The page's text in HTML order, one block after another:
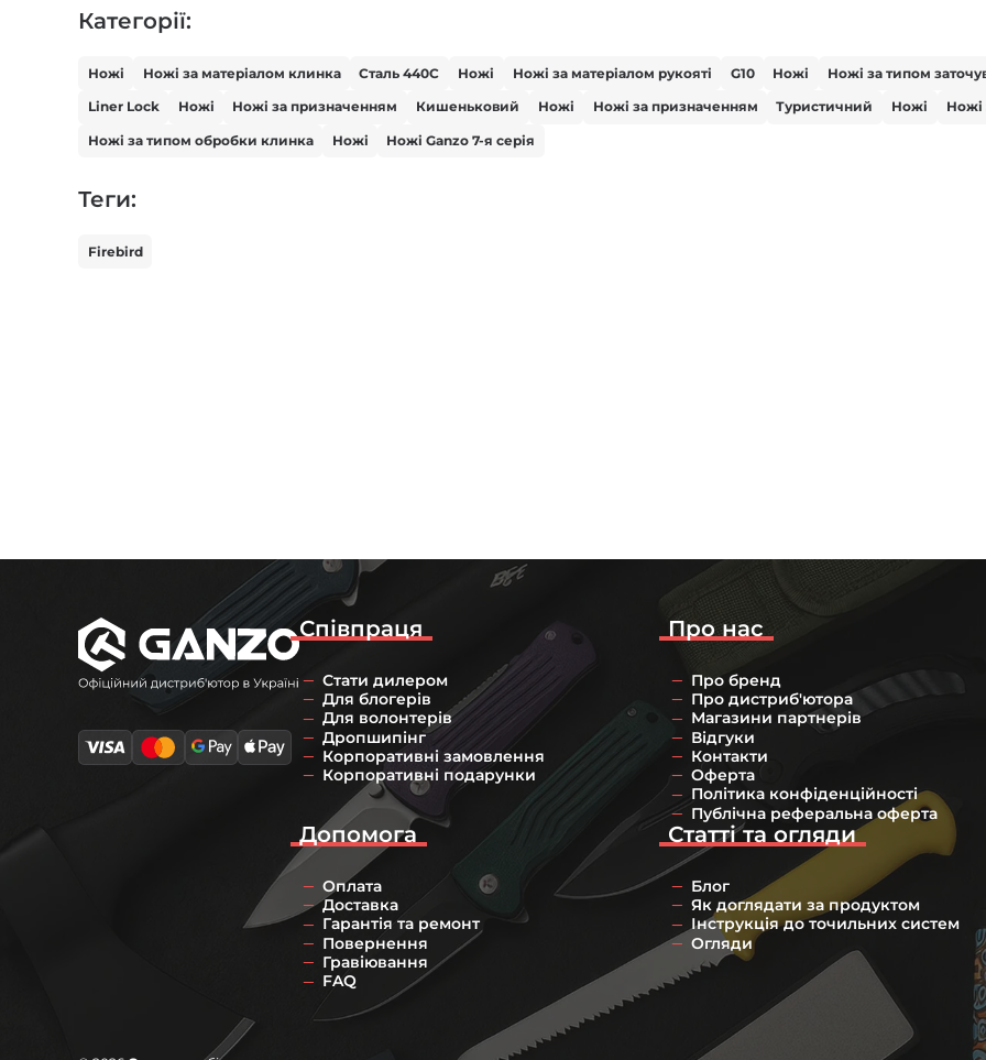
Категорії:
Ножі Ножі за матеріалом клинка Сталь 440С Ножі Ножі за матеріалом рукояті G10 Ножі Ножі за типом
Liner Lock Ножі Ножі за призначенням Кишеньковий Ножі Ножі за призначенням Туристичний Ножі Ножі
Ножі за типом обробки клинка Ножі Ножі Ganzo 7-я серія
Теги:
Firebird
Про нас
Про бренд
Про дистриб'ютора
Магазини партнерів
Відгуки
Контакти
Оферта
Політика конфіденційності
Публічна реферальна оферта
Співпраця
Стати дилером
Для блогерів
Для волонтерів
Дропшипінг
Корпоративні замовлення
Корпоративні подарунки
Статті та огляди
Блог
Як доглядати за продуктом
Інструкція до точильних систем
Огляди
Допомога
Оплата
Доставка
Гарантія та ремонт
Повернення
Гравіювання
FAQ